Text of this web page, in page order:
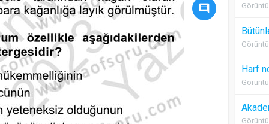
comment
Harf